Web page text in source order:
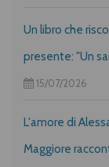
Un libro che
presente: "Un
15/07/2026
L'amore di
Maggiore